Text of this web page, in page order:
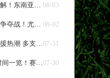
广西恒宸
播
日职联外援政策详解！东南亚球员特殊规则说明 08-03
巴黎加入铃木彩艳争夺战！尤文报价遭帕尔马拒绝 08-02
日职联夏窗开启引援热潮 多支豪门调整阵容备战下半程07-31
2026/27意甲开赛时间一览！赛程周期与参赛队伍整理07-30